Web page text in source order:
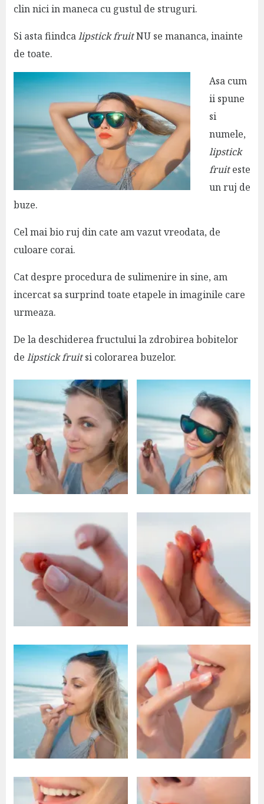
clin nici in maneca cu gustul de struguri.
Si asta fiindcalipstick fruitNU se mananca, inainte
de toate.
Asa cum
ii spune
si
numele,
lipstick
fruiteste
un ruj de
buze.
Cel mai bio ruj din cate am vazut vreodata, de
culoare corai.
Cat despre procedura de sulimenire in sine, am
incercat sa surprind toate etapele in imaginile care
urmeaza.
De la deschiderea fructului la zdrobirea bobitelor
de lipstick fruitsi colorarea buzelor.